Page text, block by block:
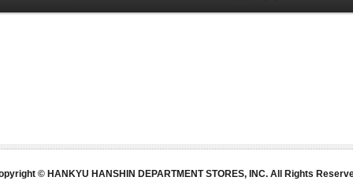
© HANKYU HANSHIN DEPARTMENT STORES, INC. All Rights